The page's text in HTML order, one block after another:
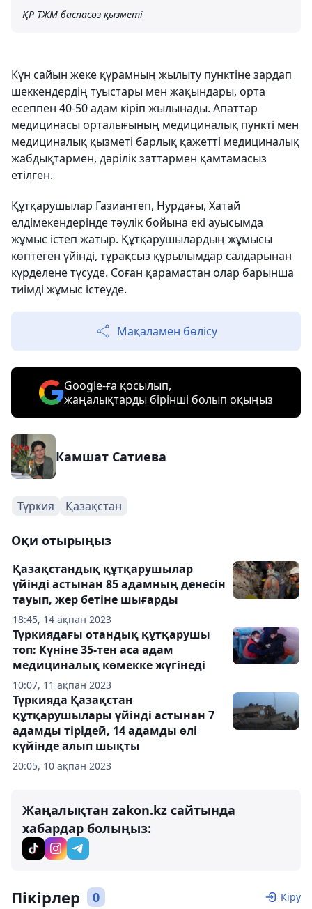
ҚР ТЖМ баспасөз қызметі
Күн сайын жеке құрамның жылыту пунктіне зардап
шеккендердің туыстары мен жақындары, орта
есеппен 40-50 адам кіріп жылынады. Апаттар
медицинасы орталығының медициналық пункті мен
медициналық қызметі барлық қажетті медициналық
жабдықтармен, дәрілік заттармен қамтамасыз
етілген.
Құтқарушылар Газиантеп, Нурдағы, Хатай
елдімекендерінде тәулік бойына екі ауысымда
жұмыс істеп жатыр. Құтқарушылардың жұмысы
көптеген үйінді, тұрақсыз құрылымдар салдарынан
күрделене түсуде. Соған қарамастан олар барынша
тиімді жұмыс істеуде.
Мақаламен бөлісу
Google-ға қосылып,
жаңалықтарды бірінші болып оқыңыз
Камшат Сатиева
Түркия Қазақстан
Оқи отырыңыз
18:45, 14 ақпан 2023
Қазақстандық құтқарушылар
үйінді астынан 85 адамның денесін
тауып, жер бетіне шығарды
10:07, 11 ақпан 2023
Түркиядағы отандық құтқарушы
топ: Күніне 35-тен аса адам
медициналық көмекке жүгінеді
20:05, 10 ақпан 2023
Түркияда Қазақстан
құтқарушылары үйінді астынан 7
адамды тірідей, 14 адамды өлі
күйінде алып шықты
Жаңалықтан zakon.kz сайтында
хабардар болыңыз:
Пікірлер 0 Кіру